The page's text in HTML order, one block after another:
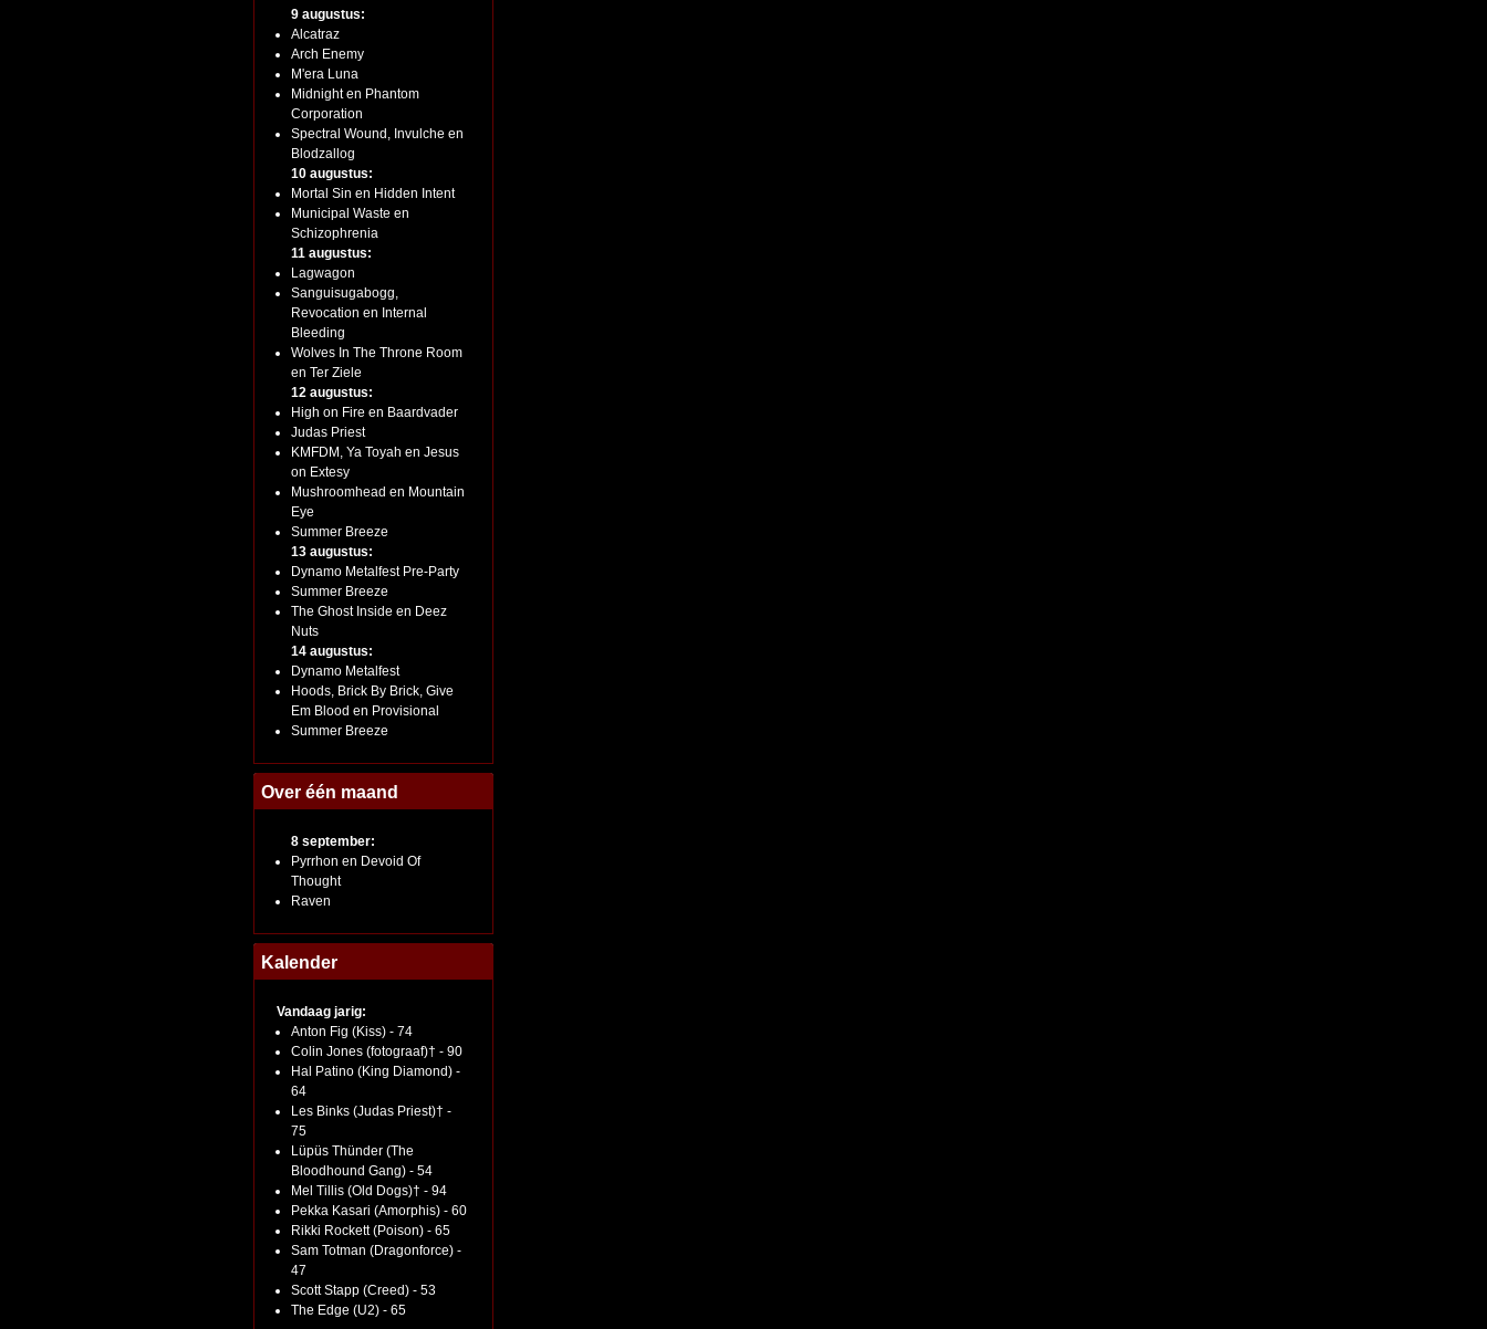
9 augustus:
Alcatraz
Arch Enemy
M'era Luna
Midnight en Phantom
Corporation
Spectral Wound, Invulche en
Blodzallog
10 augustus:
Mortal Sin en Hidden Intent
Municipal Waste en
Schizophrenia
11 augustus:
Lagwagon
Sanguisugabogg,
Revocation en Internal
Bleeding
Wolves In The Throne Room
en Ter Ziele
12 augustus:
High on Fire en Baardvader
Judas Priest
KMFDM, Ya Toyah en Jesus
on Extesy
Mushroomhead en Mountain
Eye
Summer Breeze
13 augustus:
Dynamo Metalfest Pre-Party
Summer Breeze
The Ghost Inside en Deez
Nuts
14 augustus:
Dynamo Metalfest
Hoods, Brick By Brick, Give
Em Blood en Provisional
Summer Breeze
Over één maand
8 september:
Pyrrhon en Devoid Of
Thought
Raven
Kalender
Vandaag jarig:
Anton Fig (Kiss) - 74
Colin Jones (fotograaf)† - 90
Hal Patino (King Diamond) -
64
Les Binks (Judas Priest)† -
75
Lüpüs Thünder (The
Bloodhound Gang) - 54
Mel Tillis (Old Dogs)† - 94
Pekka Kasari (Amorphis) - 60
Rikki Rockett (Poison) - 65
Sam Totman (Dragonforce) -
47
Scott Stapp (Creed) - 53
The Edge (U2) - 65